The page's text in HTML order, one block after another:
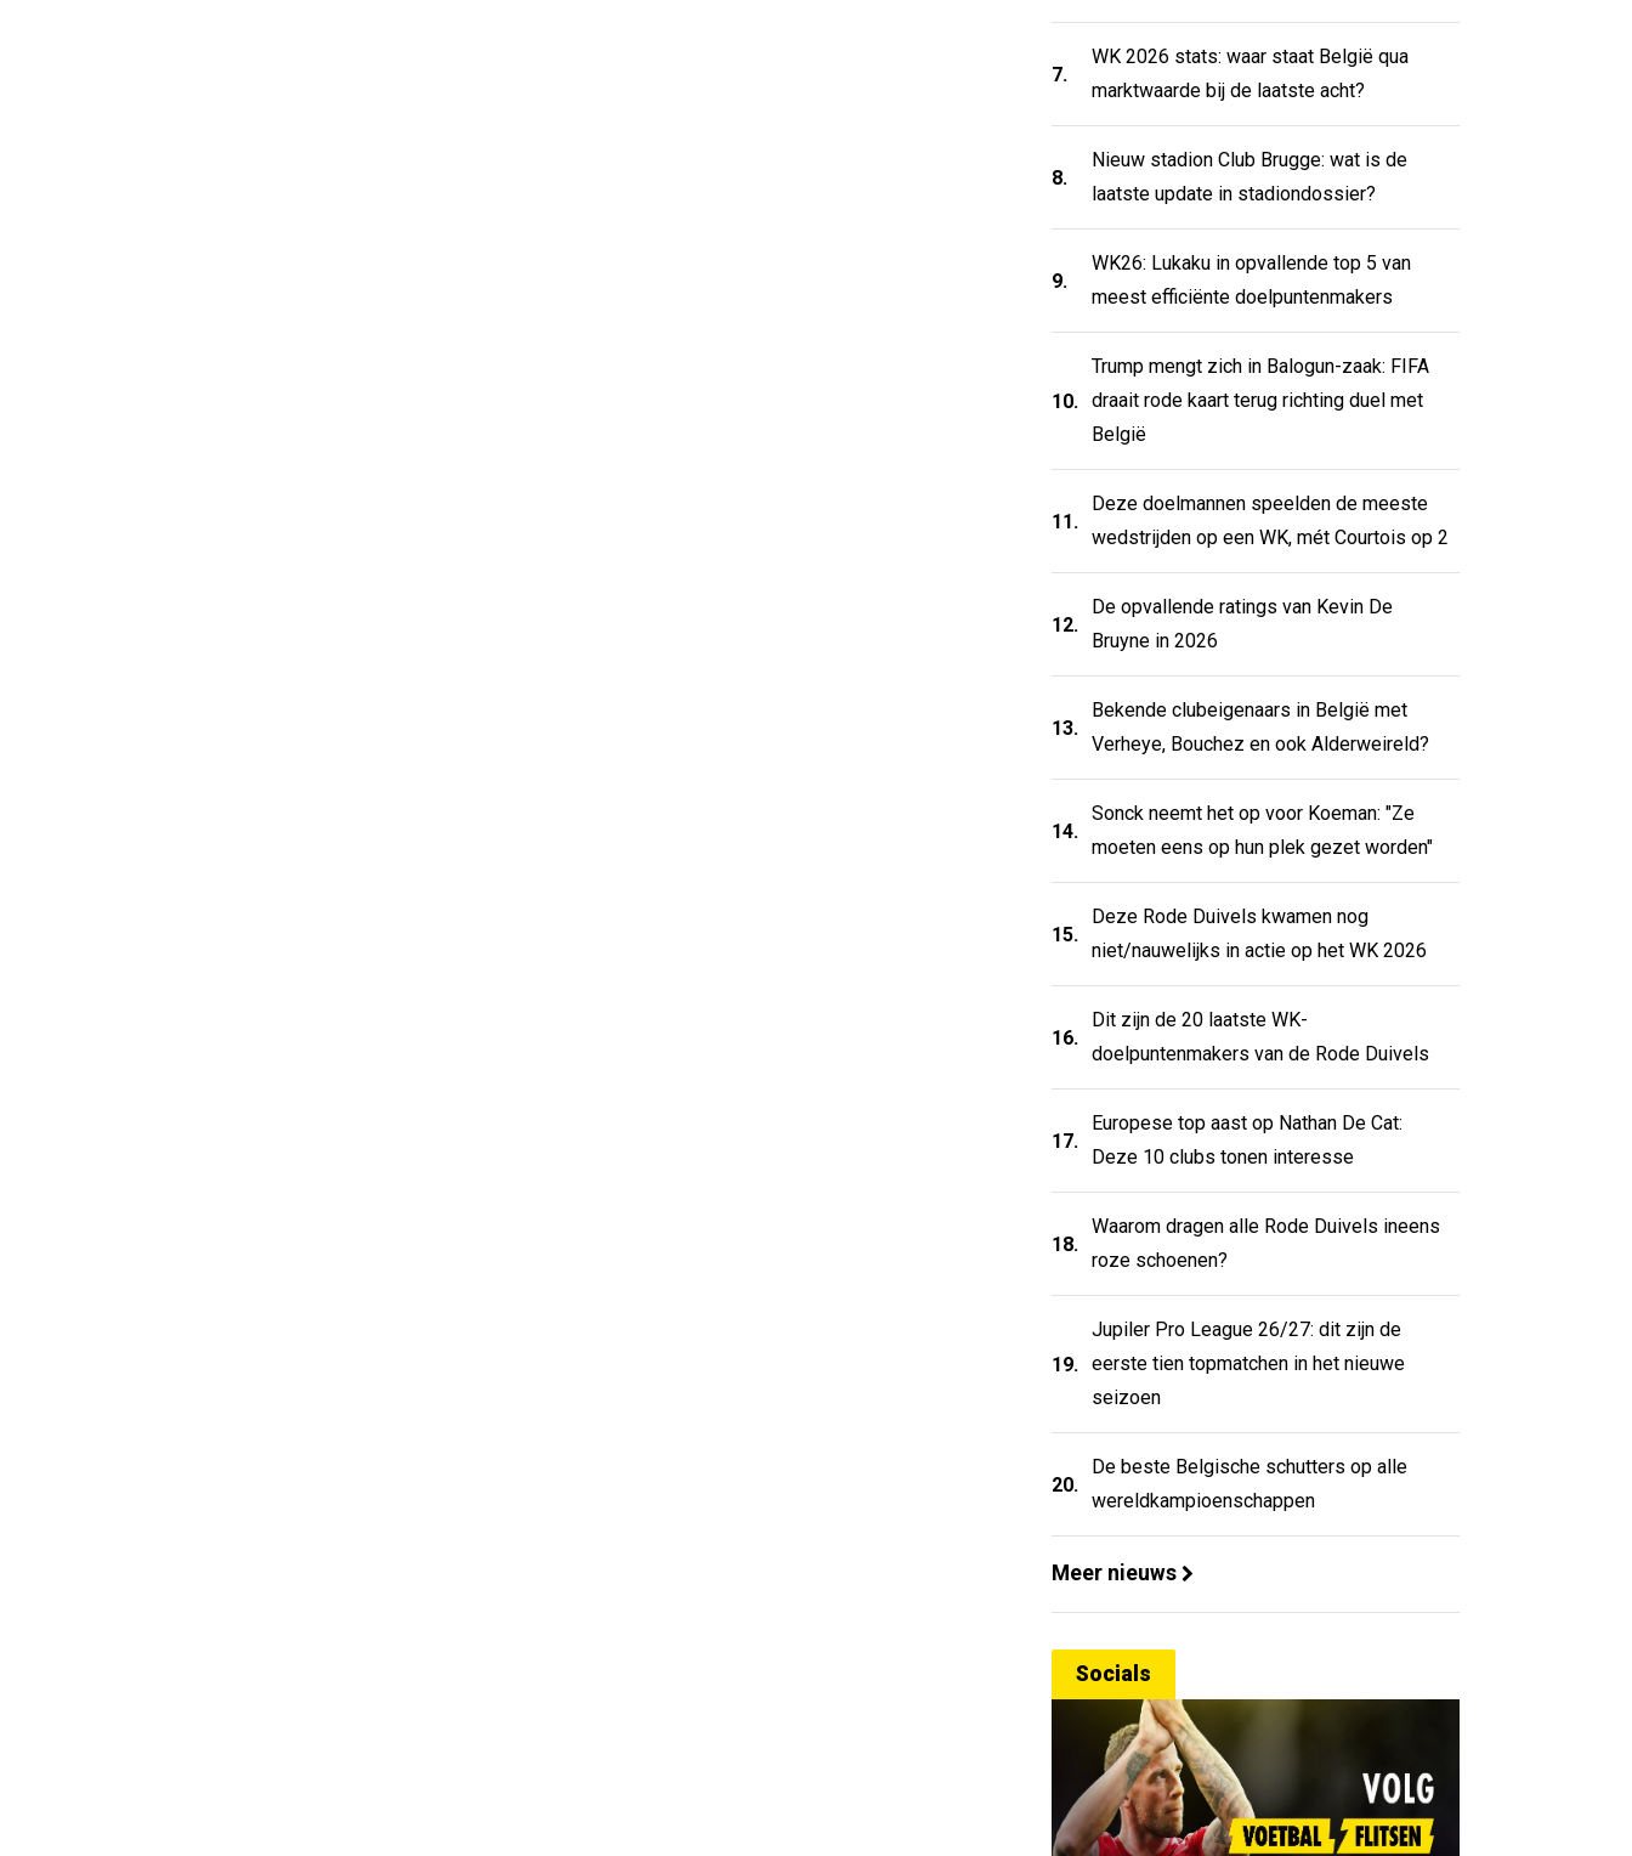
7.
WK 2026 stats: waar staat België qua
marktwaarde bij de laatste acht?
8.
Nieuw stadion Club Brugge: wat is de
laatste update in stadiondossier?
9.
WK26: Lukaku in opvallende top 5 van
meest efficiënte doelpuntenmakers
10.
Trump mengt zich in Balogun-zaak: FIFA
draait rode kaart terug richting duel met
België
11.
Deze doelmannen speelden de meeste
wedstrijden op een WK, mét Courtois op 2
12.
De opvallende ratings van Kevin De
Bruyne in 2026
13.
Bekende clubeigenaars in België met
Verheye, Bouchez en ook Alderweireld?
14.
Sonck neemt het op voor Koeman: "Ze
moeten eens op hun plek gezet worden"
15.
Deze Rode Duivels kwamen nog
niet/nauwelijks in actie op het WK 2026
16.
Dit zijn de 20 laatste WK-
doelpuntenmakers van de Rode Duivels
17.
Europese top aast op Nathan De Cat:
Deze 10 clubs tonen interesse
18.
Waarom dragen alle Rode Duivels ineens
roze schoenen?
19.
Jupiler Pro League 26/27: dit zijn de
eerste tien topmatchen in het nieuwe
seizoen
20.
De beste Belgische schutters op alle
wereldkampioenschappen
Meer nieuws
Socials